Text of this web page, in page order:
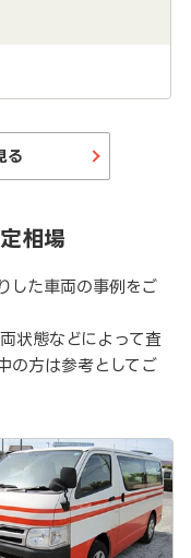
る
相場
した車両の事例をご
状態などによって査
の方は参考としてご